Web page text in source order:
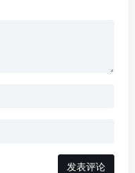
发表评论